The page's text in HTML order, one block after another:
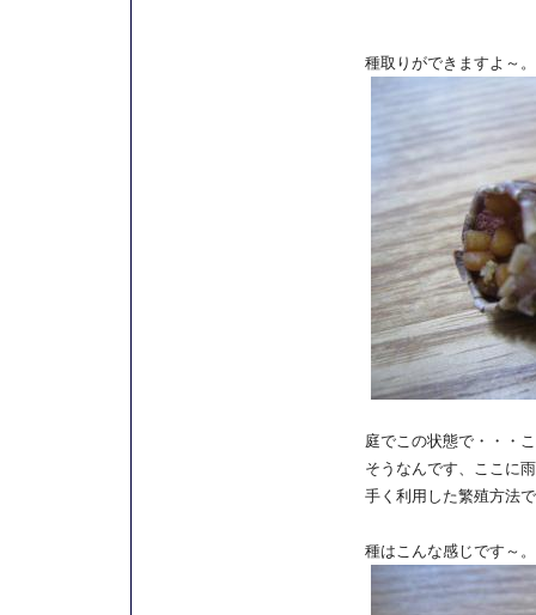
種取りができますよ～
庭でこの状態で・・・
そうなんです、ここに
手く利用した繁殖方法
種はこんな感じです～